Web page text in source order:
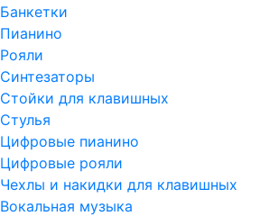
Банкетки
Пианино
Рояли
Синтезаторы
Стойки для клавишных
Стулья
Цифровые пианино
Цифровые рояли
Чехлы и накидки для клавишных
Вокальная музыка